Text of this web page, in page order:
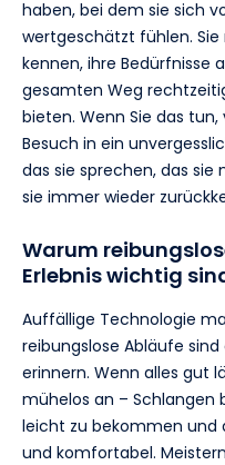
haben, bei dem sie sich
wertgeschätzt fühlen. Sie
kennen, ihre Bedürfnisse
gesamten Weg
bieten. Wenn Sie das
Besuch in ein
das sie sprechen, das
sie immer wieder
Warum
Erlebnis wichtig
Auffällige Technologie
reibungslose Abläufe sind
erinnern. Wenn alles gut
mühelos an – Schlangen
leicht zu bekommen und
und komfortabel.